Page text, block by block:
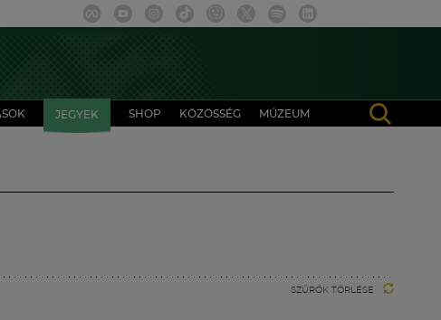
JEGYEK SHOP KÖZÖSSÉG MÚZEUM
SZŰRŐK TÖRLÉSE